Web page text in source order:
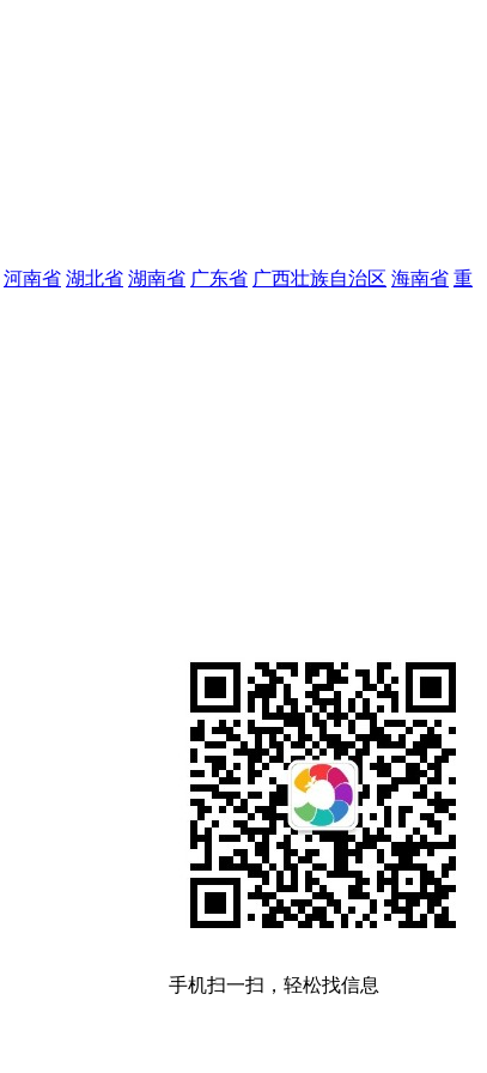
河南省 湖北省 湖南省 广东省 广西壮族自治区 海南省 重
手机扫一扫，轻松找信息